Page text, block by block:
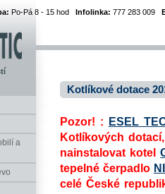
Po-Pá 8 - 15 hod Infolinka: 777 283 009
a
Kotlíkové dotace
Pozor! : ESEL
Kotlíkových
nainstalovat kotel
tepelné čerpadlo
celé České